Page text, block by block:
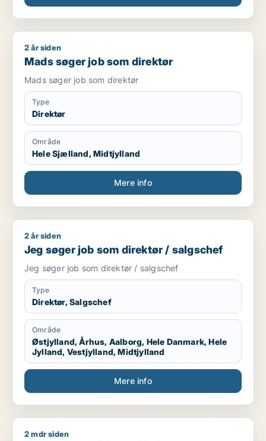
Mads søger job som direktør
2 år siden
Mads søger job som direktør
Mads søger job som direktør
Type
Direktør
Område
Hele Sjælland, Midtjylland
Mere info
Jeg søger job som direktør / salgschef
2 år siden
Jeg søger job som direktør / salgschef
Jeg søger job som direktør / salgschef
Type
Direktør, Salgschef
Område
Østjylland, Århus, Aalborg, Hele Danmark, Hele
Jylland, Vestjylland, Midtjylland
Mere info
Tomas søger job som direktør
2 mdr siden